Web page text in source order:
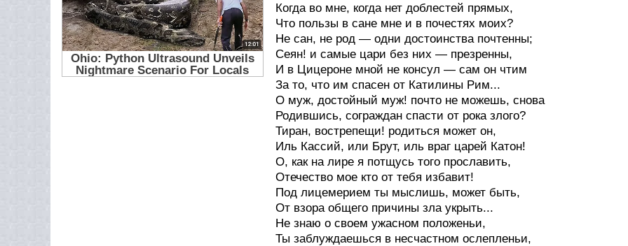
Когда во мне, когда нет доблестей прямых,
Что пользы в сане мне и в почестях моих?
Не сан, не род — одни достоинства почтенны;
Сеян! и самые цари без них — презренны,
И в Цицероне мной не консул — сам он чтим
За то, что им спасен от Катилины Рим...
О муж, достойный муж! почто не можешь, снова
Родившись, сограждан спасти от рока злого?
Тиран, вострепещи! родиться может он,
Иль Кассий, или Брут, иль враг царей Катон!
О, как на лире я потщусь того прославить,
Отечество мое кто от тебя избавит!
Под лицемерием ты мыслишь, может быть,
От взора общего причины зла укрыть...
Не знаю о своем ужасном положеньи,
Ты заблуждаешься в несчастном ослепленьи,